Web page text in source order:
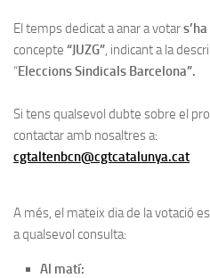
El temps dedicat a anar a votar
concepte “JUZG”, indicant a la
“Eleccions Sindicals Barcelona”.
Si tens qualsevol dubte sobre el
contactar amb nosaltres a:
cgtaltenbcn@cgtcatalunya.cat
A més, el mateix dia de la votació
a qualsevol consulta:
Al matí: